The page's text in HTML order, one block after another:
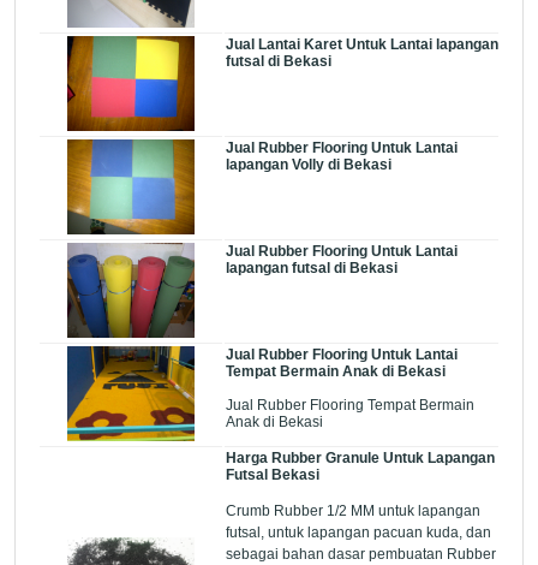
Jual Lantai Karet Untuk Lantai lapangan
futsal di Bekasi
Jual Rubber Flooring Untuk Lantai
lapangan Volly di Bekasi
Jual Rubber Flooring Untuk Lantai
lapangan futsal di Bekasi
Jual Rubber Flooring Untuk Lantai
Tempat Bermain Anak di Bekasi
Jual Rubber Flooring Tempat Bermain
Anak di Bekasi
Harga Rubber Granule Untuk Lapangan
Futsal Bekasi
Crumb Rubber 1/2 MM untuk lapangan
futsal, untuk lapangan pacuan kuda, dan
sebagai bahan dasar pembuatan Rubber